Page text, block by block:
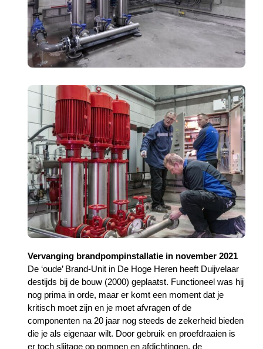
Vervanging brandpompinstallatie in november 2021
De ‘oude’ Brand-Unit in De Hoge Heren heeft Duijvelaar
destijds bij de bouw (2000) geplaatst. Functioneel was hij
nog prima in orde, maar er komt een moment dat je
kritisch moet zijn en je moet afvragen of de
componenten na 20 jaar nog steeds de zekerheid bieden
die je als eigenaar wilt. Door gebruik en proefdraaien is
er toch slijtage op pompen en afdichtingen, de